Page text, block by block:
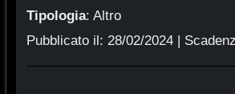
Tipologia: Altro
Pubblicato il: 28/02/2024|